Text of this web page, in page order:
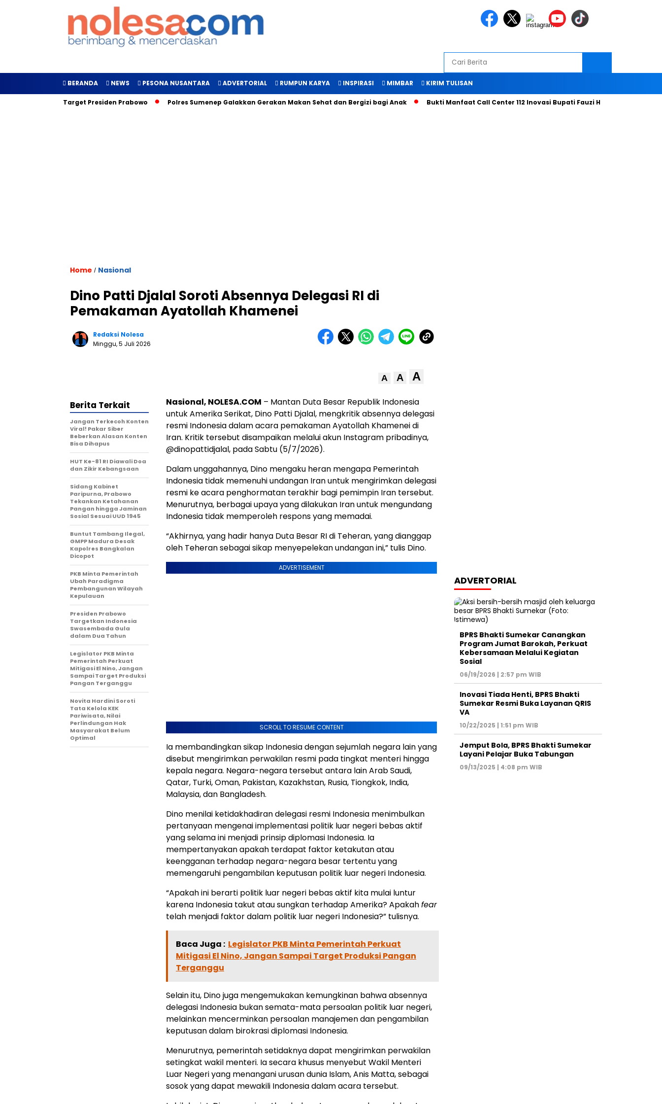
BERANDA NEWS PESONA NUSANTARA ADVERTORIAL RUMPUN KARYA INSPIRASI MIMBAR KIRIM TULISAN
Inilah Target Presiden Prabowo Polres Sumenep Galakkan Gerakan Makan Sehat dan Bergizi bagi Anak Bukti Manfaat Call Center 112 Inovasi Bupati Fauzi Hari ini
Home / Nasional
Dino Patti Djalal Soroti Absennya Delegasi RI di
Pemakaman Ayatollah Khamenei
Redaksi Nolesa
Minggu, 5 Juli 2026
A A A
Nasional, NOLESA.COM – Mantan Duta Besar Republik Indonesia
untuk Amerika Serikat, Dino Patti Djalal, mengkritik absennya delegasi
resmi Indonesia dalam acara pemakaman Ayatollah Khamenei di
Iran. Kritik tersebut disampaikan melalui akun Instagram pribadinya,
@dinopattidjalal, pada Sabtu (5/7/2026).
Dalam unggahannya, Dino mengaku heran mengapa Pemerintah
Indonesia tidak memenuhi undangan Iran untuk mengirimkan delegasi
resmi ke acara penghormatan terakhir bagi pemimpin Iran tersebut.
Menurutnya, berbagai upaya yang dilakukan Iran untuk mengundang
Indonesia tidak memperoleh respons yang memadai.
“Akhirnya, yang hadir hanya Duta Besar RI di Teheran, yang dianggap
oleh Teheran sebagai sikap menyepelekan undangan ini,” tulis Dino.
ADVERTISEMENT
SCROLL TO RESUME CONTENT
Ia membandingkan sikap Indonesia dengan sejumlah negara lain yang
disebut mengirimkan perwakilan resmi pada tingkat menteri hingga
kepala negara. Negara-negara tersebut antara lain Arab Saudi,
Qatar, Turki, Oman, Pakistan, Kazakhstan, Rusia, Tiongkok, India,
Malaysia, dan Bangladesh.
Dino menilai ketidakhadiran delegasi resmi Indonesia menimbulkan
pertanyaan mengenai implementasi politik luar negeri bebas aktif
yang selama ini menjadi prinsip diplomasi Indonesia. Ia
mempertanyakan apakah terdapat faktor ketakutan atau
keengganan terhadap negara-negara besar tertentu yang
memengaruhi pengambilan keputusan politik luar negeri Indonesia.
“Apakah ini berarti politik luar negeri bebas aktif kita mulai luntur
karena Indonesia takut atau sungkan terhadap Amerika? Apakahfear
telah menjadi faktor dalam politik luar negeri Indonesia?” tulisnya.
Baca Juga : Legislator PKB Minta Pemerintah Perkuat
Mitigasi El Nino, Jangan Sampai Target Produksi Pangan
Terganggu
Selain itu, Dino juga mengemukakan kemungkinan bahwa absennya
delegasi Indonesia bukan semata-mata persoalan politik luar negeri,
melainkan mencerminkan persoalan manajemen dan pengambilan
keputusan dalam birokrasi diplomasi Indonesia.
Menurutnya, pemerintah setidaknya dapat mengirimkan perwakilan
setingkat wakil menteri. Ia secara khusus menyebut Wakil Menteri
Luar Negeri yang menangani urusan dunia Islam, Anis Matta, sebagai
sosok yang dapat mewakili Indonesia dalam acara tersebut.
Berita Terkait
Jangan Terkecoh Konten
Viral! Pakar Siber
Beberkan Alasan Konten
Bisa Dihapus
HUT Ke-81 RI Diawali Doa
dan Zikir Kebangsaan
Sidang Kabinet
Paripurna, Prabowo
Tekankan Ketahanan
Pangan hingga Jaminan
Sosial Sesuai UUD 1945
Buntut Tambang Ilegal,
GMPP Madura Desak
Kapolres Bangkalan
Dicopot
PKB Minta Pemerintah
Ubah Paradigma
Pembangunan Wilayah
Kepulauan
Presiden Prabowo
Targetkan Indonesia
Swasembada Gula
dalam Dua Tahun
Legislator PKB Minta
Pemerintah Perkuat
Mitigasi El Nino, Jangan
Sampai Target Produksi
Pangan Terganggu
Novita Hardini Soroti
Tata Kelola KEK
Pariwisata, Nilai
Perlindungan Hak
Masyarakat Belum
Optimal
ADVERTORIAL
BPRS Bhakti Sumekar Canangkan
Program Jumat Barokah, Perkuat
Kebersamaan Melalui Kegiatan
Sosial
06/19/2026 | 2:57 pm WIB
Inovasi Tiada Henti, BPRS Bhakti
Sumekar Resmi Buka Layanan QRIS
VA
10/22/2025 | 1:51 pm WIB
Jemput Bola, BPRS Bhakti Sumekar
Layani Pelajar Buka Tabungan
09/13/2025 | 4:08 pm WIB